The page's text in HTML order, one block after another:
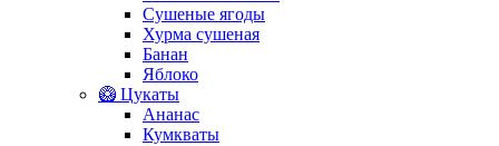
Сушеные ягоды
Хурма сушеная
Банан
Яблоко
🥝 Цукаты
Ананас
Кумкваты